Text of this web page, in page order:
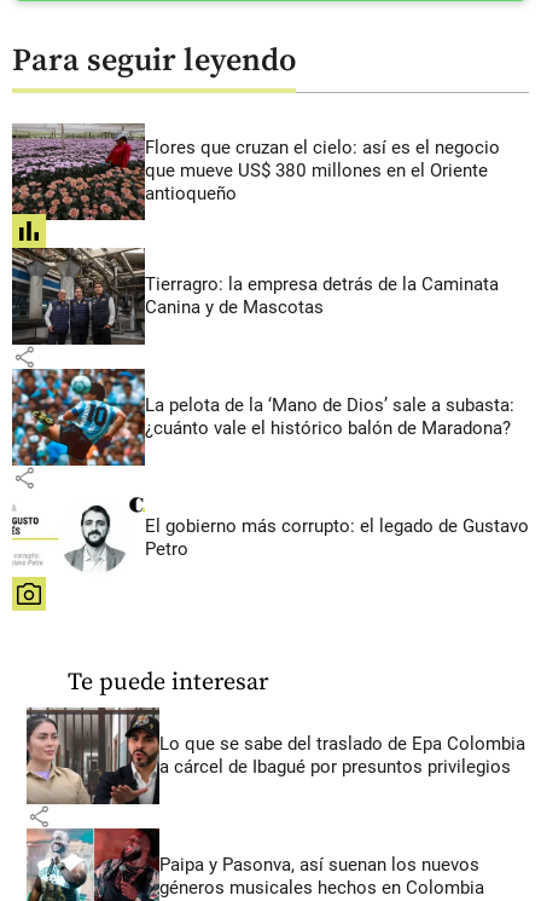
Para seguir leyendo
Flores que cruzan el cielo: así es el negocio
que mueve US$ 380 millones en el Oriente
antioqueño
share
Tierragro: la empresa detrás de la Caminata
Canina y de Mascotas
share
La pelota de la ‘Mano de Dios’ sale a subasta:
¿cuánto vale el histórico balón de Maradona?
share
El gobierno más corrupto: el legado de Gustavo
Petro
share
Te puede interesar
Lo que se sabe del traslado de Epa Colombia
a cárcel de Ibagué por presuntos privilegios
share
Paipa y Pasonva, así suenan los nuevos
géneros musicales hechos en Colombia